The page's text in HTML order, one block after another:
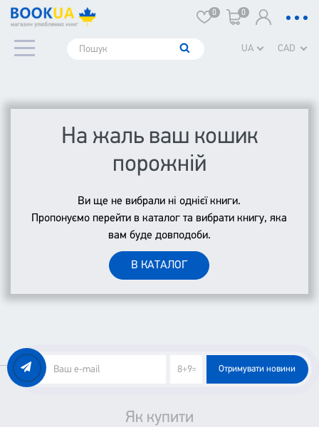
0 0
UA CAD
На жаль ваш кошик
порожній
Ви ще не вибрали ні однієї книги.
Пропонуємо перейти в каталог та вибрати книгу, яка
вам буде довподоби.
В КАТАЛОГ
Отримувати новини
Як купити